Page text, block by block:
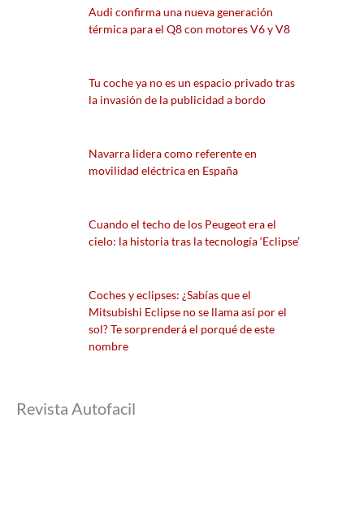
Audi confirma una nueva generación
térmica para el Q8 con motores V6 y V8
Tu coche ya no es un espacio privado tras
la invasión de la publicidad a bordo
Navarra lidera como referente en
movilidad eléctrica en España
Cuando el techo de los Peugeot era el
cielo: la historia tras la tecnología ‘Eclipse’
Coches y eclipses: ¿Sabías que el
Mitsubishi Eclipse no se llama así por el
sol? Te sorprenderá el porqué de este
nombre
Revista Autofacil